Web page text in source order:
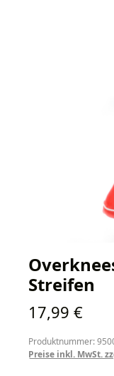
Streifen
Regulärer Preis:
17,99 €
Produktnummer:
Preise inkl. MwSt.